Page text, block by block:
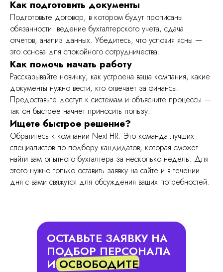
Как подготовить документы
Подготовьте договор, в котором будут прописаны
обязанности: ведение бухгалтерского учета, сдача
отчетов, анализ данных. Убедитесь, что условия ясны —
это основа для спокойного сотрудничества.
Как помочь начать работу
Рассказывайте новичку, как устроена ваша компания, какие
документы нужно вести, кто отвечает за финансы.
Предоставьте доступ к системам и объясните процессы —
так он быстрее начнет приносить пользу.
Ищете быстрое решение?
Обратитесь к компании Next HR. Это команда лучших
специалистов по подбору кандидатов, которая сможет
найти вам опытного бухгалтера за несколько недель. Для
этого нужно только оставить заявку на сайте и в течении
дня с вами свяжутся для обсуждения ваших потребностей.
ОСТАВЬТЕ ЗАЯВКУ НА
ПОДБОР ПЕРСОНАЛА
ИОСВОБОДИТЕ